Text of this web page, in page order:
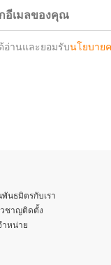
อ่านและยอมรับนโยบาย
พันธมิตรกับเรา
ชาญติดตั้ง
หน่าย